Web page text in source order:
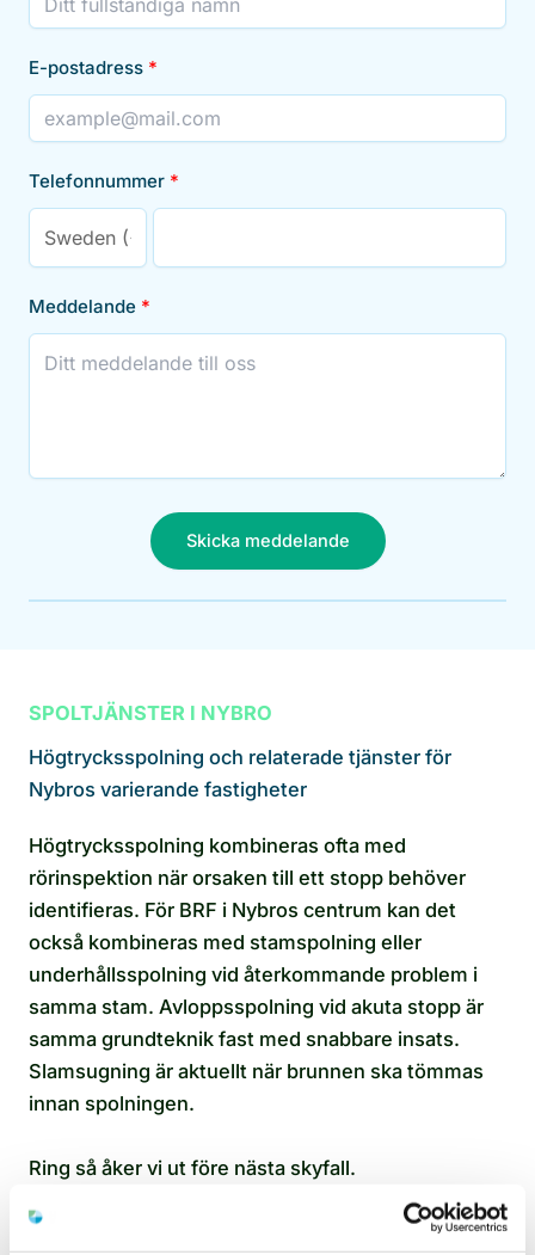
E-postadress
Telefonnummer
Meddelande
Skicka meddelande
SPOLTJÄNSTER I NYBRO
Högtrycksspolning och relaterade tjänster för
Nybros varierande fastigheter
Högtrycksspolning kombineras ofta med
rörinspektion när orsaken till ett stopp behöver
identifieras. För BRF i Nybros centrum kan det
också kombineras med stamspolning eller
underhållsspolning vid återkommande problem i
samma stam. Avloppsspolning vid akuta stopp är
samma grundteknik fast med snabbare insats.
Slamsugning är aktuellt när brunnen ska tömmas
innan spolningen.
Ring så åker vi ut före nästa skyfall.